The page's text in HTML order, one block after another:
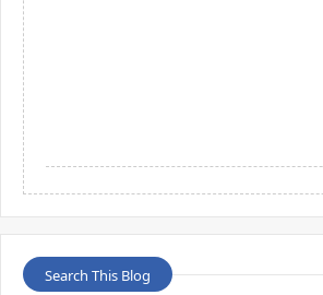
Search This Blog